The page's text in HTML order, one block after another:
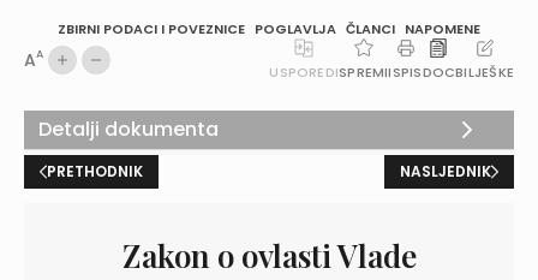
ZBIRNI PODACI I POVEZNICE POGLAVLJA ČLANCI NAPOMENE
AA
USPOREDISPREMIISPISDOCBILJEŠKE
PRETHODNIK NASLJEDNIK
Zakon o ovlasti Vlade
Detalji dokumenta